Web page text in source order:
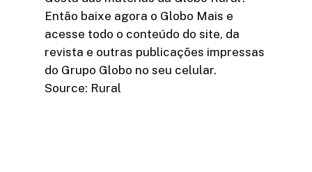
Então baixe agora o Globo Mais e
acesse todo o conteúdo do site, da
revista e outras publicações impressas
do Grupo Globo no seu celular.
Source: Rural